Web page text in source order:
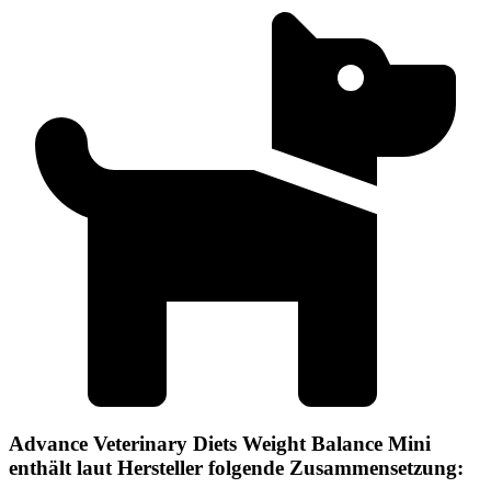
Advance Veterinary Diets Weight Balance Mini
enthält laut Hersteller folgende Zusammensetzung: